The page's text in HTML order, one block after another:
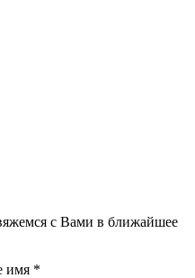
с Вами в ближайшее
имя *